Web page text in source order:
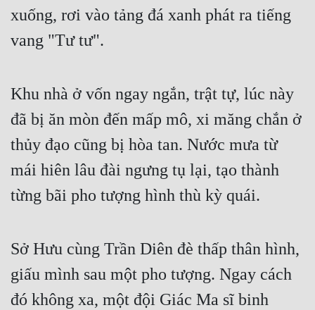
Truyện Convert
Truyện Dịch
Truyện ngắn
Xa Lộ Dịch
Cung Đấu
Cạnh Kỹ
Cổ Đại
Du Hí
xuống, rơi vào tảng đá xanh phát ra tiếng
vang "Tư tư".
Khu nhà ở vốn ngay ngắn, trật tự, lúc này
đã bị ăn mòn đến mấp mô, xi măng chắn ở
thủy đạo cũng bị hòa tan. Nước mưa từ
mái hiên lâu đài ngưng tụ lại, tạo thành
từng bãi pho tượng hình thù kỳ quái.
Sở Hưu cùng Trần Diên đè thấp thân hình,
giấu mình sau một pho tượng. Ngay cách
đó không xa, một đội Giác Ma sĩ binh